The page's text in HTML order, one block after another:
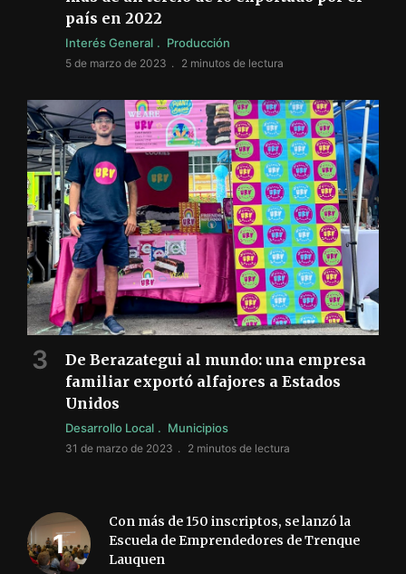
país en 2022
Interés General Producción
5 de marzo de 2023 2 minutos de lectura
De Berazategui al mundo: una empresa
familiar exportó alfajores a Estados
Unidos
Desarrollo Local Municipios
31 de marzo de 2023 2 minutos de lectura
Con más de 150 inscriptos, se lanzó la
Escuela de Emprendedores de Trenque
Lauquen